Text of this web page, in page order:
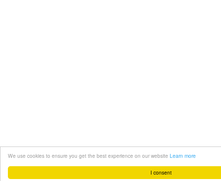
I consent
We use cookies to ensure you get the best experience on our website Learn more